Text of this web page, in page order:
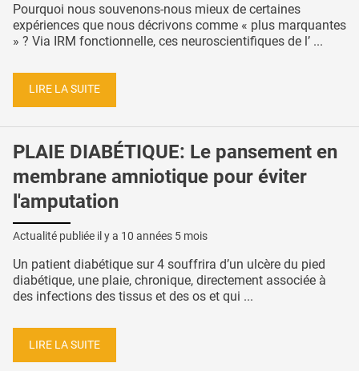
Pourquoi nous souvenons-nous mieux de certaines
expériences que nous décrivons comme « plus marquantes
» ? Via IRM fonctionnelle, ces neuroscientifiques de l’ ...
LIRE LA SUITE
PLAIE DIABÉTIQUE: Le pansement en
membrane amniotique pour éviter
l'amputation
Actualité publiée il y a 10 années 5 mois
Un patient diabétique sur 4 souffrira d’un ulcère du pied
diabétique, une plaie, chronique, directement associée à
des infections des tissus et des os et qui ...
LIRE LA SUITE